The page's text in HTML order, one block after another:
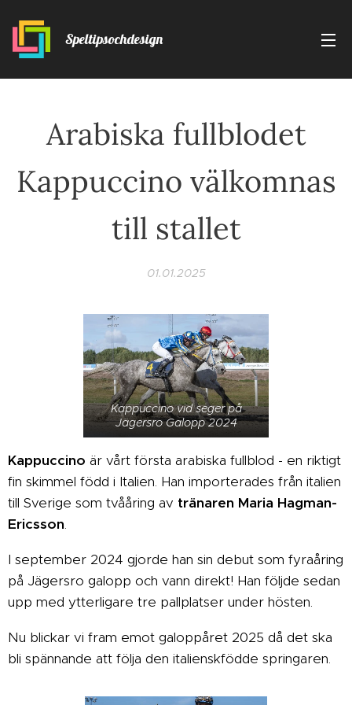
Speltipsochdesign
Arabiska fullblodet
Kappuccino välkomnas
till stallet
01.01.2025
Kappuccino vid seger på
Jägersro Galopp 2024
Kappuccino är vårt första arabiska fullblod - en riktigt
fin skimmel född i Italien. Han importerades från italien
till Sverige som tvååring av tränaren Maria Hagman-
Ericsson.
I september 2024 gjorde han sin debut som fyraåring
på Jägersro galopp och vann direkt! Han följde sedan
upp med ytterligare tre pallplatser under hösten.
Nu blickar vi fram emot galoppåret 2025 då det ska
bli spännande att följa den italienskfödde springaren.